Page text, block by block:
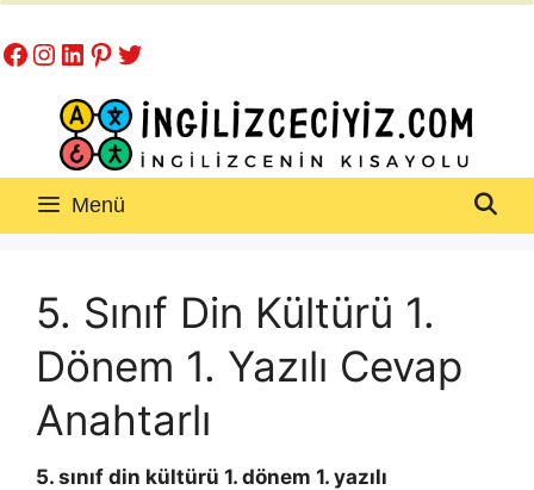
atla
Facebook
Instagram
LinkedIn
Pinterest
Twitter
Menü
5. Sınıf Din Kültürü 1.
Dönem 1. Yazılı Cevap
Anahtarlı
5. sınıf din kültürü 1. dönem 1. yazılı